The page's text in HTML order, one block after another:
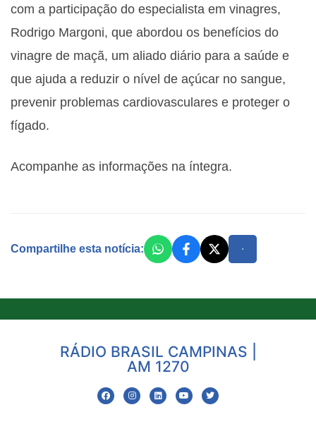
com a participação do especialista em vinagres,
Rodrigo Margoni, que abordou os benefícios do
vinagre de maçã, um aliado diário para a saúde e
que ajuda a reduzir o nível de açúcar no sangue,
prevenir problemas cardiovasculares e proteger o
fígado.
Acompanhe as informações na íntegra.
Compartilhe esta notícia:
RÁDIO BRASIL CAMPINAS |
AM 1270